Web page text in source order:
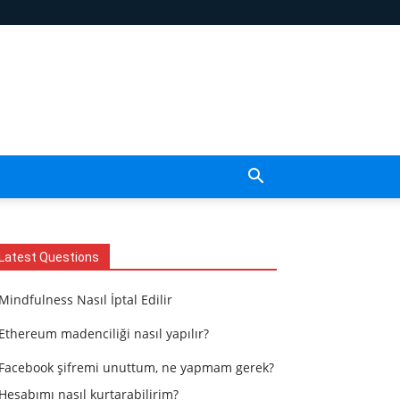
Questions
Nasıl İptal Edilir
madenciliği nasıl yapılır?
şifremi unuttum, ne yapmam gerek?
nasıl kurtarabilirim?